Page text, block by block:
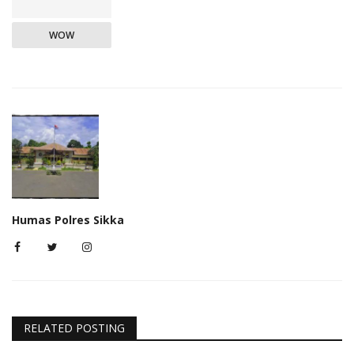
WOW
Humas Polres Sikka
RELATED POSTING